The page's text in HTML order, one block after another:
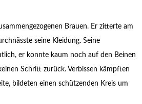
Brauen. Er zitterte am
seine Kleidung. Seine
er konnte kaum noch auf den Beinen
Schritt zurück. Verbissen kämpften
bildeten einen schützenden Kreis um